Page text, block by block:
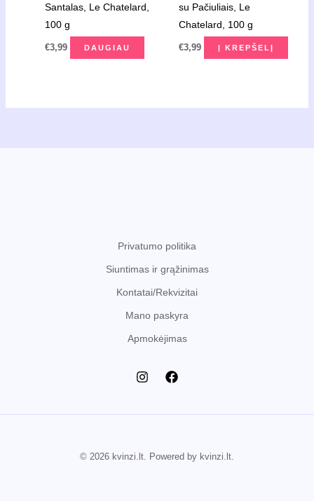
Santalas, Le Chatelard,
100 g
€3,99 DAUGIAU
su Pačiuliais, Le
Chatelard, 100 g
€3,99 Į KREPŠELĮ
Privatumo politika
Siuntimas ir grąžinimas
Kontatai/Rekvizitai
Mano paskyra
Apmokėjimas
© 2026 kvinzi.lt. Powered by kvinzi.lt.